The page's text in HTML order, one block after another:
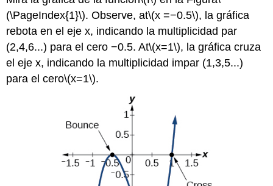
(\PageIndex{1}\). Observe, at\(x =−0.5\), la gráfica
rebota en el eje x, indicando la multiplicidad par
(2,4,6...) para el cero −0.5. At\(x=1\), la gráfica cruza
el eje x, indicando la multiplicidad impar (1,3,5...)
para el cero\(x=1\).